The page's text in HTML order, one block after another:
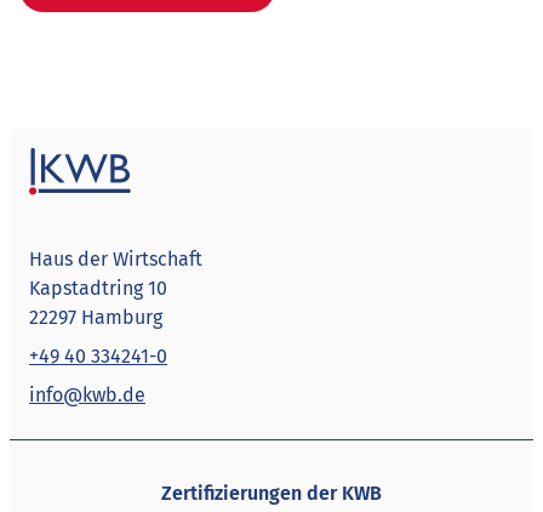
Haus der Wirtschaft
Kapstadtring 10
22297 Hamburg
+49 40 334241-0
info@kwb.de
Zertifizierungen der KWB